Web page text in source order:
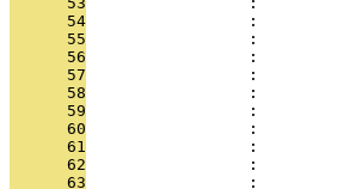
      54
:
      55
:
      56
:
      57
:
      58
:
      59
:
      60
:
      61
:
      62
:
      63
: